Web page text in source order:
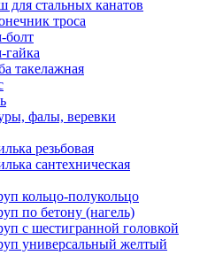
для стальных канатов
троса
болт
такелажная
фалы, веревки
резьбовая
сантехническая
кольцо-полукольцо
по бетону (нагель)
с шестигранной головкой
универсальный желтый